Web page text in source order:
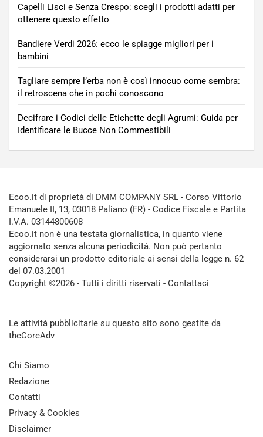
Capelli Lisci e Senza Crespo: scegli i prodotti adatti per
ottenere questo effetto
Bandiere Verdi 2026: ecco le spiagge migliori per i
bambini
Tagliare sempre l’erba non è così innocuo come sembra:
il retroscena che in pochi conoscono
Decifrare i Codici delle Etichette degli Agrumi: Guida per
Identificare le Bucce Non Commestibili
Ecoo.it di proprietà di DMM COMPANY SRL - Corso Vittorio
Emanuele II, 13, 03018 Paliano (FR) - Codice Fiscale e Partita
I.V.A. 03144800608
Ecoo.it non è una testata giornalistica, in quanto viene
aggiornato senza alcuna periodicità. Non può pertanto
considerarsi un prodotto editoriale ai sensi della legge n. 62
del 07.03.2001
Copyright ©2026 - Tutti i diritti riservati - Contattaci
Le attività pubblicitarie su questo sito sono gestite da
theCoreAdv
Chi Siamo
Redazione
Contatti
Privacy & Cookies
Disclaimer